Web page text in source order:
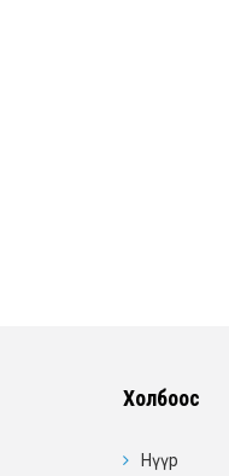
Холбоос
Нүүр